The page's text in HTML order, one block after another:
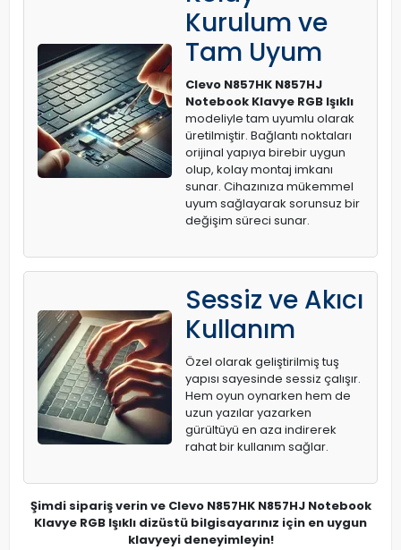
Kurulum ve
Tam Uyum
Clevo N857HK N857HJ
Notebook Klavye RGB Işıklı
modeliyle tam uyumlu olarak
üretilmiştir. Bağlantı noktaları
orijinal yapıya birebir uygun
olup, kolay montaj imkanı
sunar. Cihazınıza mükemmel
uyum sağlayarak sorunsuz bir
değişim süreci sunar.
Sessiz ve Akıcı
Kullanım
Özel olarak geliştirilmiş tuş
yapısı sayesinde sessiz çalışır.
Hem oyun oynarken hem de
uzun yazılar yazarken
gürültüyü en aza indirerek
rahat bir kullanım sağlar.
Şimdi sipariş verin ve Clevo N857HK N857HJ Notebook
Klavye RGB Işıklı dizüstü bilgisayarınız için en uygun
klavyeyi deneyimleyin!